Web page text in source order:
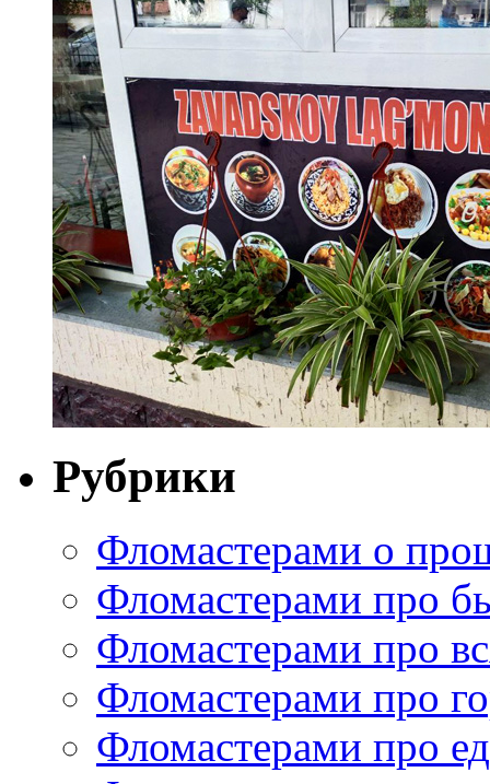
Рубрики
Фломастерами о
Фломастерами про
Фломастерами про
Фломастерами про
Фломастерами про